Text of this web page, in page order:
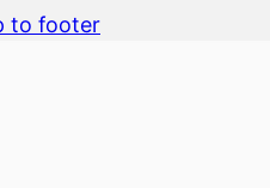
to footer